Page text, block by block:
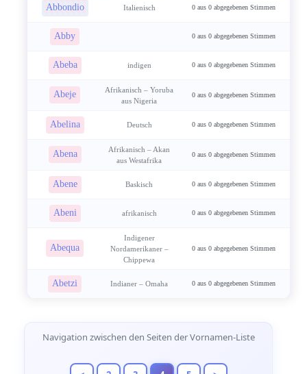
Abbondio Italienisch 0 aus 0 abgegebenen Stimmen
Abby 0 aus 0 abgegebenen Stimmen
Abeba indigen 0 aus 0 abgegebenen Stimmen
Abeje
Afrikanisch – Yoruba
aus Nigeria
0 aus 0 abgegebenen Stimmen
Abelina Deutsch 0 aus 0 abgegebenen Stimmen
Abena
Afrikanisch – Akan
aus Westafrika
0 aus 0 abgegebenen Stimmen
Abene Baskisch 0 aus 0 abgegebenen Stimmen
Abeni afrikanisch 0 aus 0 abgegebenen Stimmen
Abequa
Indigener
Nordamerikaner –
Chippewa
0 aus 0 abgegebenen Stimmen
Abetzi Indianer – Omaha 0 aus 0 abgegebenen Stimmen
Seitennavigation
Navigation zwischen den Seiten der Vornamen-Liste